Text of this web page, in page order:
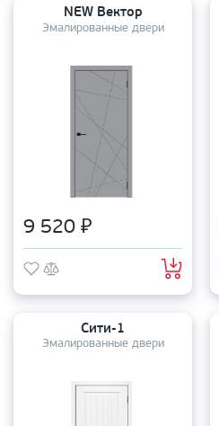
NEW Вектор
Эмалированные двери
9 520 ₽
Сити-1
Эмалированные двери